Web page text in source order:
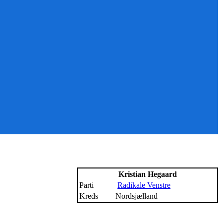
Kristian Hegaard
Parti
Radikale Venstre
Kreds
Nordsjælland